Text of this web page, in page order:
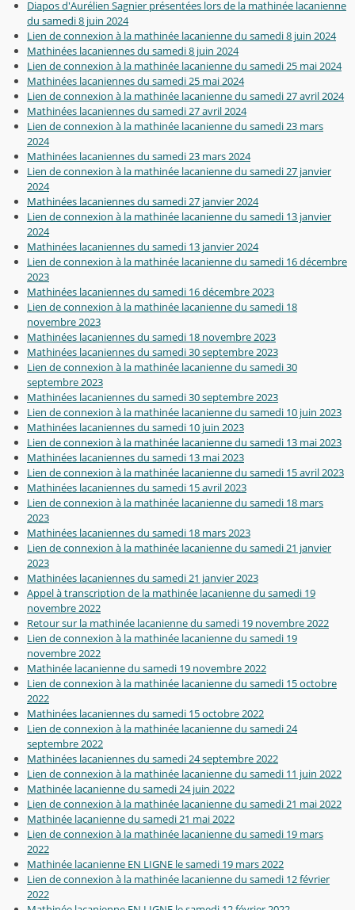
Diapos d'Aurélien Sagnier présentées lors de la mathinée lacanienne
du samedi 8 juin 2024
Lien de connexion à la mathinée lacanienne du samedi 8 juin 2024
Mathinées lacaniennes du samedi 8 juin 2024
Lien de connexion à la mathinée lacanienne du samedi 25 mai 2024
Mathinées lacaniennes du samedi 25 mai 2024
Lien de connexion à la mathinée lacanienne du samedi 27 avril 2024
Mathinées lacaniennes du samedi 27 avril 2024
Lien de connexion à la mathinée lacanienne du samedi 23 mars
2024
Mathinées lacaniennes du samedi 23 mars 2024
Lien de connexion à la mathinée lacanienne du samedi 27 janvier
2024
Mathinées lacaniennes du samedi 27 janvier 2024
Lien de connexion à la mathinée lacanienne du samedi 13 janvier
2024
Mathinées lacaniennes du samedi 13 janvier 2024
Lien de connexion à la mathinée lacanienne du samedi 16 décembre
2023
Mathinées lacaniennes du samedi 16 décembre 2023
Lien de connexion à la mathinée lacanienne du samedi 18
novembre 2023
Mathinées lacaniennes du samedi 18 novembre 2023
Mathinées lacaniennes du samedi 30 septembre 2023
Lien de connexion à la mathinée lacanienne du samedi 30
septembre 2023
Mathinées lacaniennes du samedi 30 septembre 2023
Lien de connexion à la mathinée lacanienne du samedi 10 juin 2023
Mathinées lacaniennes du samedi 10 juin 2023
Lien de connexion à la mathinée lacanienne du samedi 13 mai 2023
Mathinées lacaniennes du samedi 13 mai 2023
Lien de connexion à la mathinée lacanienne du samedi 15 avril 2023
Mathinées lacaniennes du samedi 15 avril 2023
Lien de connexion à la mathinée lacanienne du samedi 18 mars
2023
Mathinées lacaniennes du samedi 18 mars 2023
Lien de connexion à la mathinée lacanienne du samedi 21 janvier
2023
Mathinées lacaniennes du samedi 21 janvier 2023
Appel à transcription de la mathinée lacanienne du samedi 19
novembre 2022
Retour sur la mathinée lacanienne du samedi 19 novembre 2022
Lien de connexion à la mathinée lacanienne du samedi 19
novembre 2022
Mathinée lacanienne du samedi 19 novembre 2022
Lien de connexion à la mathinée lacanienne du samedi 15 octobre
2022
Mathinées lacaniennes du samedi 15 octobre 2022
Lien de connexion à la mathinée lacanienne du samedi 24
septembre 2022
Mathinées lacaniennes du samedi 24 septembre 2022
Lien de connexion à la mathinée lacanienne du samedi 11 juin 2022
Mathinée lacanienne du samedi 24 juin 2022
Lien de connexion à la mathinée lacanienne du samedi 21 mai 2022
Mathinée lacanienne du samedi 21 mai 2022
Lien de connexion à la mathinée lacanienne du samedi 19 mars
2022
Mathinée lacanienne EN LIGNE le samedi 19 mars 2022
Lien de connexion à la mathinée lacanienne du samedi 12 février
2022